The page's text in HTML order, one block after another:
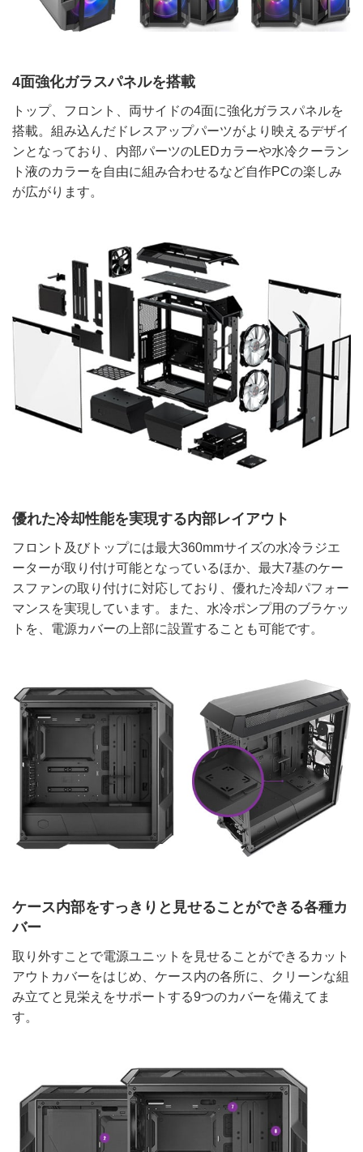
4面強化ガラスパネルを搭載
トップ、フロント、両サイドの4面に強化ガラスパネルを
搭載。組み込んだドレスアップパーツがより映えるデザイ
ンとなっており、内部パーツのLEDカラーや水冷クーラン
ト液のカラーを自由に組み合わせるなど自作PCの楽しみ
が広がります。
優れた冷却性能を実現する内部レイアウト
フロント及びトップには最大360mmサイズの水冷ラジエ
ーターが取り付け可能となっているほか、最大7基のケー
スファンの取り付けに対応しており、優れた冷却パフォー
マンスを実現しています。また、水冷ポンプ用のブラケッ
トを、電源カバーの上部に設置することも可能です。
ケース内部をすっきりと見せることができる各種カ
バー
取り外すことで電源ユニットを見せることができるカット
アウトカバーをはじめ、ケース内の各所に、クリーンな組
み立てと見栄えをサポートする9つのカバーを備えてま
す。